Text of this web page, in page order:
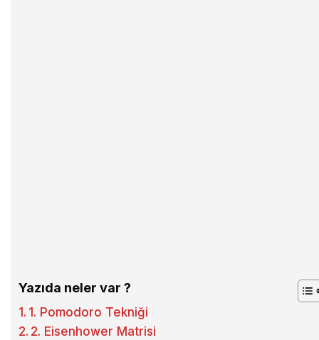
Yazıda neler var ?
1. Pomodoro Tekniği
2. Eisenhower Matrisi